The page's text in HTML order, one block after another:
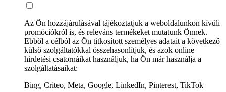
Az Ön hozzájárulásával tájékoztatjuk a weboldalunkon kívüli
promóciókról is, és releváns termékeket mutatunk Önnek.
Ebből a célból az Ön titkosított személyes adatait a következő
külső szolgáltatókkal összehasonlítjuk, és azok online
hirdetési csatornáikat használjuk, ha Ön már használja a
szolgáltatásaikat:
Bing, Criteo, Meta, Google, LinkedIn, Pinterest, TikTok